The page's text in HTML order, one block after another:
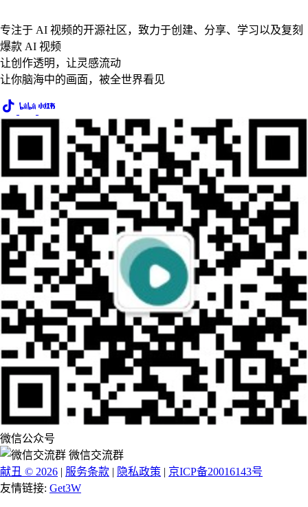
专注于 AI 视频的开源社区，致力于创建、分享、学习以及复刻
爆款 AI 视频
让创作透明，让灵感流动
让你脑海中的画面，被全世界看见
微信公众号
微信交流群
献丑 © 2026 | 服务条款 | 隐私政策 | 京ICP备20016143号
友情链接: Get3W